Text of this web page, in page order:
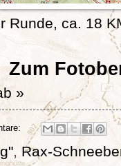
Runde, ca. 18
Zum
»
, Rax-